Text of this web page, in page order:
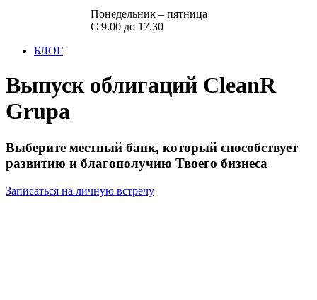
Понедельник – пятница
С 9.00 до 17.30
БЛОГ
Выпуск облигаций CleanR
Grupa
Выберите местный банк, который способствует
развитию и благополучию Твоего бизнеса
Записаться на личную встречу